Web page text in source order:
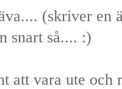
(skriver en
snart så.... :)
att vara ute och